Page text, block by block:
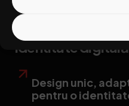
identitate
Design unic,
pentru o